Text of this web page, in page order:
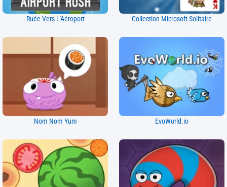
Ruée Vers L'Aéroport Collection Microsoft Solitaire
Nom Nom Yum EvoWorld.io